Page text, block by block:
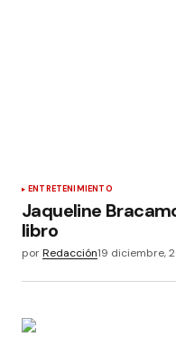
ENTRETENIMIENTO
Jaqueline
libro
porRedacción19 diciembre,